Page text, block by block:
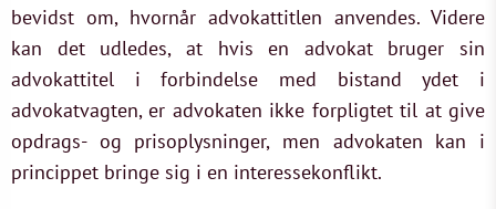
bevidst om, hvornår advokattitlen anvendes. Videre
kan det udledes, at hvis en advokat bruger sin
advokattitel i forbindelse med bistand ydet i
advokatvagten, er advokaten ikke forpligtet til at give
opdrags- og prisoplysninger, men advokaten kan i
princippet bringe sig i en interessekonflikt.